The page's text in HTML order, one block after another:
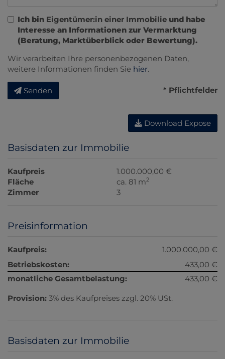
Ich bin Eigentümer:in einer Immobilie und habe
Interesse an Informationen zur Vermarktung
(Beratung, Marktüberblick oder Bewertung).
Wir verarbeiten Ihre personenbezogenen Daten,
weitere Informationen finden Sie hier.
Senden * Pflichtfelder
Download Expose
Basisdaten zur Immobilie
Kaufpreis
1.000.000,00 €
Fläche
ca. 81 m2
Zimmer 3
Preisinformation
Kaufpreis:
1.000.000,00 €
Betriebskosten:
433,00 €
monatliche Gesamtbelastung:
433,00 €
Provision: 3% des Kaufpreises zzgl. 20% USt.
Basisdaten zur Immobilie